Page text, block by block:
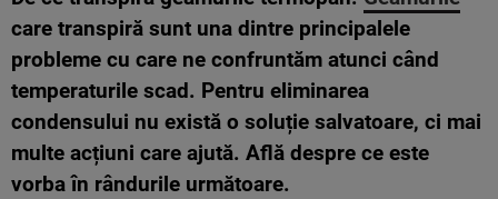
care transpiră sunt una dintre principalele
probleme cu care ne confruntăm atunci când
temperaturile scad. Pentru eliminarea
condensului nu există o soluție salvatoare, ci mai
multe acțiuni care ajută. Află despre ce este
vorba în rândurile următoare.